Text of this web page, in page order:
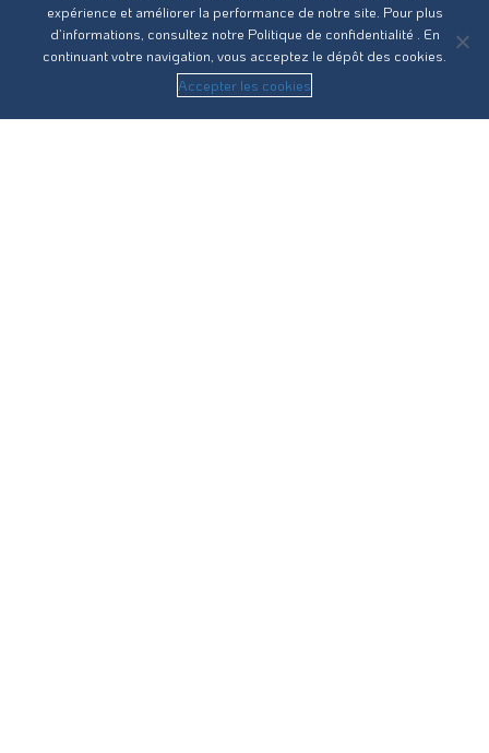
expérience et améliorer la performance de notre site. Pour plus
d’informations, consultez notre Politique de confidentialité
. En
continuant votre navigation, vous acceptez le dépôt des cookies.
Accepter les cookies